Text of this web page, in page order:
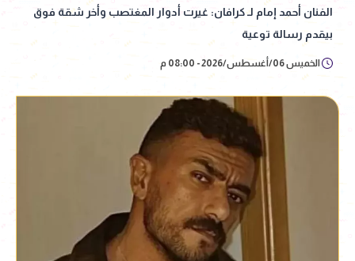
الفنان أحمد إمام لـ كرافان: غيرت أدوار المغتصب وأخر شقة فوق
بيقدم رسالة توعية
الخميس 06/أغسطس/2026 - 08:00 م